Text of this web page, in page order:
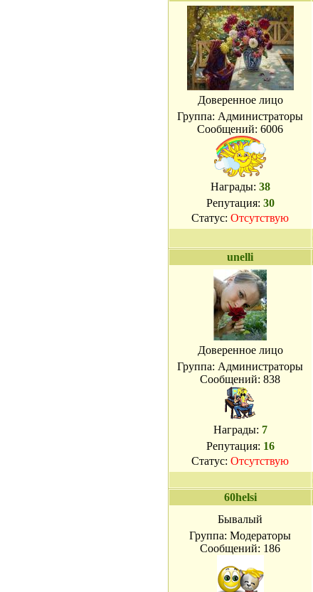
Доверенное лицо
Группа: Администраторы
Сообщений: 6006
Награды: 38
Репутация: 30
Статус: Отсутствую
unelli
Доверенное лицо
Группа: Администраторы
Сообщений: 838
Награды: 7
Репутация: 16
Статус: Отсутствую
60helsi
Бывалый
Группа: Модераторы
Сообщений: 186